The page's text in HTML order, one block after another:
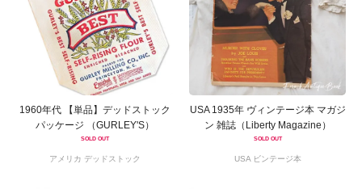
1960年代 【単品】デッドストック
パッケージ （GURLEY'S）
SOLD OUT
アメリカ デッドストック
USA 1935年 ヴィンテージ本 マガジ
ン 雑誌（Liberty Magazine）
SOLD OUT
USA ビンテージ本